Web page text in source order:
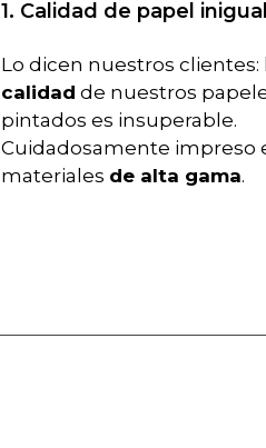
1. Calidad de papel
Lo dicen nuestros clientes:
calidad de nuestros
pintados es insuperable.
Cuidadosamente impreso
materiales de alta gama.